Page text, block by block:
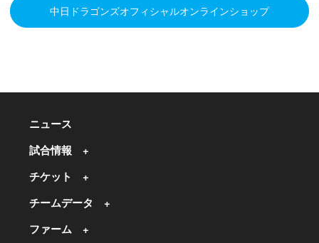
中日ドラゴンズオフィシャルオンラインショップ
ニュース
試合情報
チケット
チームデータ
ファーム